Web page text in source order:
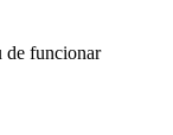
de funcionar